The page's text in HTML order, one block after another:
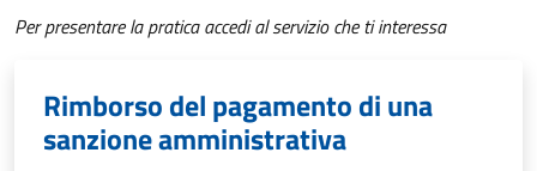
Per presentare la pratica accedi al servizio che ti interessa
Rimborso del pagamento di una
sanzione amministrativa